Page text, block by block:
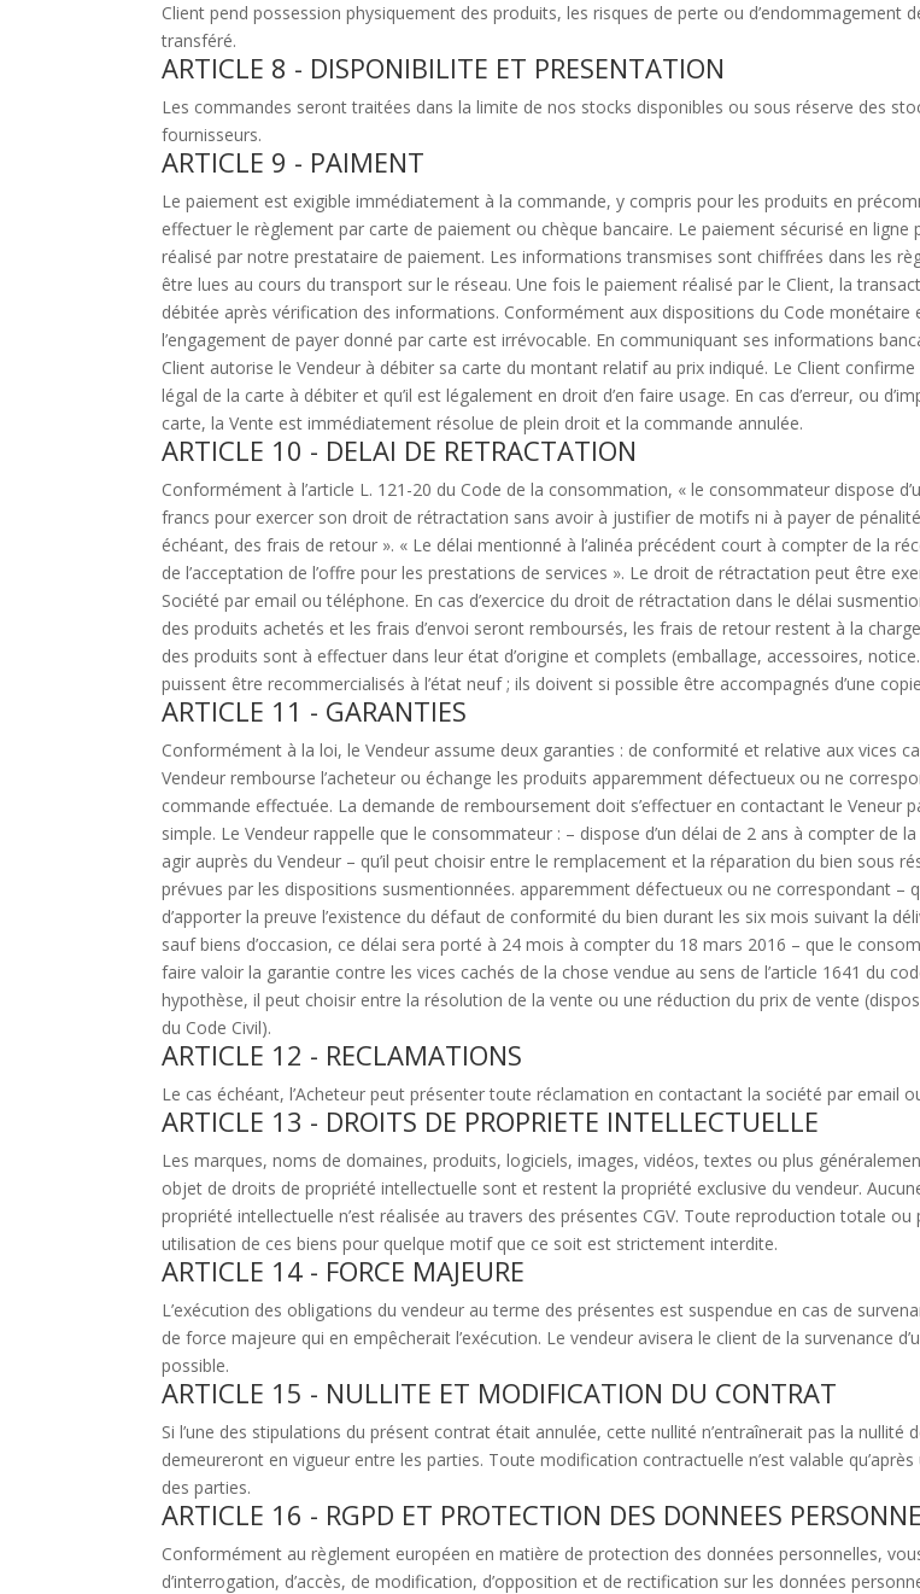
Client pend possession physiquement des produits, les risques de perte ou d’endommagement
transféré.
ARTICLE 8 - DISPONIBILITE ET PRESENTATION
Les commandes seront traitées dans la limite de nos stocks disponibles ou sous réserve des
fournisseurs.
ARTICLE 9 - PAIMENT
Le paiement est exigible immédiatement à la commande, y compris pour les produits en
effectuer le règlement par carte de paiement ou chèque bancaire. Le paiement sécurisé en ligne
réalisé par notre prestataire de paiement. Les informations transmises sont chiffrées dans les
être lues au cours du transport sur le réseau. Une fois le paiement réalisé par le Client, la
débitée après vérification des informations. Conformément aux dispositions du Code monétaire
l’engagement de payer donné par carte est irrévocable. En communiquant ses informations
Client autorise le Vendeur à débiter sa carte du montant relatif au prix indiqué. Le Client confirme
légal de la carte à débiter et qu’il est légalement en droit d’en faire usage. En cas d’erreur, ou
carte, la Vente est immédiatement résolue de plein droit et la commande annulée.
ARTICLE 10 - DELAI DE RETRACTATION
Conformément à l’article L. 121-20 du Code de la consommation, « le consommateur dispose
francs pour exercer son droit de rétractation sans avoir à justifier de motifs ni à payer de
échéant, des frais de retour ». « Le délai mentionné à l’alinéa précédent court à compter de la
de l’acceptation de l’offre pour les prestations de services ». Le droit de rétractation peut être
Société par email ou téléphone. En cas d’exercice du droit de rétractation dans le délai
des produits achetés et les frais d’envoi seront remboursés, les frais de retour restent à la
des produits sont à effectuer dans leur état d’origine et complets (emballage, accessoires,
puissent être recommercialisés à l’état neuf ; ils doivent si possible être accompagnés d’une
ARTICLE 11 - GARANTIES
Conformément à la loi, le Vendeur assume deux garanties : de conformité et relative aux vices
Vendeur rembourse l’acheteur ou échange les produits apparemment défectueux ou ne
commande effectuée. La demande de remboursement doit s’effectuer en contactant le Veneur
simple. Le Vendeur rappelle que le consommateur : – dispose d’un délai de 2 ans à compter de
agir auprès du Vendeur – qu’il peut choisir entre le remplacement et la réparation du bien sous
prévues par les dispositions susmentionnées. apparemment défectueux ou ne correspondant –
d’apporter la preuve l’existence du défaut de conformité du bien durant les six mois suivant la
sauf biens d’occasion, ce délai sera porté à 24 mois à compter du 18 mars 2016 – que le
faire valoir la garantie contre les vices cachés de la chose vendue au sens de l’article 1641 du
hypothèse, il peut choisir entre la résolution de la vente ou une réduction du prix de vente
du Code Civil).
ARTICLE 12 - RECLAMATIONS
Le cas échéant, l’Acheteur peut présenter toute réclamation en contactant la société par email
ARTICLE 13 - DROITS DE PROPRIETE INTELLECTUELLE
Les marques, noms de domaines, produits, logiciels, images, vidéos, textes ou plus
objet de droits de propriété intellectuelle sont et restent la propriété exclusive du vendeur.
propriété intellectuelle n’est réalisée au travers des présentes CGV. Toute reproduction totale
utilisation de ces biens pour quelque motif que ce soit est strictement interdite.
ARTICLE 14 - FORCE MAJEURE
L’exécution des obligations du vendeur au terme des présentes est suspendue en cas de
de force majeure qui en empêcherait l’exécution. Le vendeur avisera le client de la survenance
possible.
ARTICLE 15 - NULLITE ET MODIFICATION DU CONTRAT
Si l’une des stipulations du présent contrat était annulée, cette nullité n’entraînerait pas la nullité
demeureront en vigueur entre les parties. Toute modification contractuelle n’est valable
des parties.
ARTICLE 16 - RGPD ET PROTECTION DES DONNEES
Conformément au règlement européen en matière de protection des données personnelles,
d’interrogation, d’accès, de modification, d’opposition et de rectification sur les données